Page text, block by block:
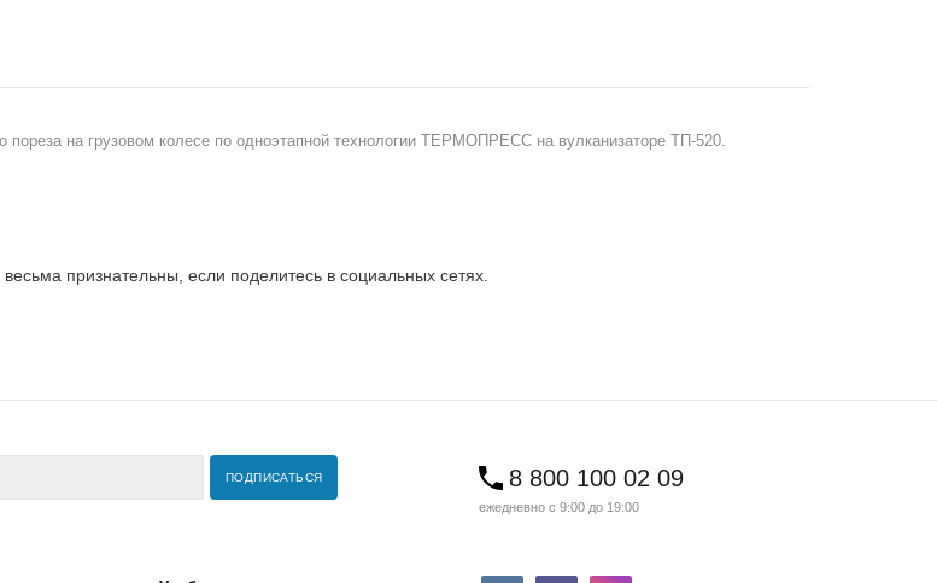
пореза на грузовом колесе по одноэтапной технологии ТЕРМОПРЕСС на вулканизаторе ТП-520.
признательны, если поделитесь в социальных сетях.
8 800 100 02 09
ежедневно с 9:00 до 19:00